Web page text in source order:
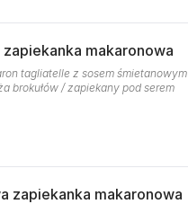
zapiekanka makaronowa
tagliatelle z sosem śmietanowym
brokułów / zapiekany pod serem
zapiekanka makaronowa